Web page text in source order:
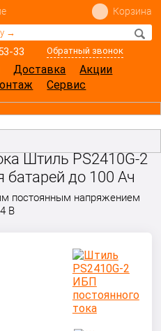
33 Обратный звонок
Корзина
Доставка
Акции
Сервис
Штиль PS2410G-2
батарей до 100 Ач
постоянным напряжением
В